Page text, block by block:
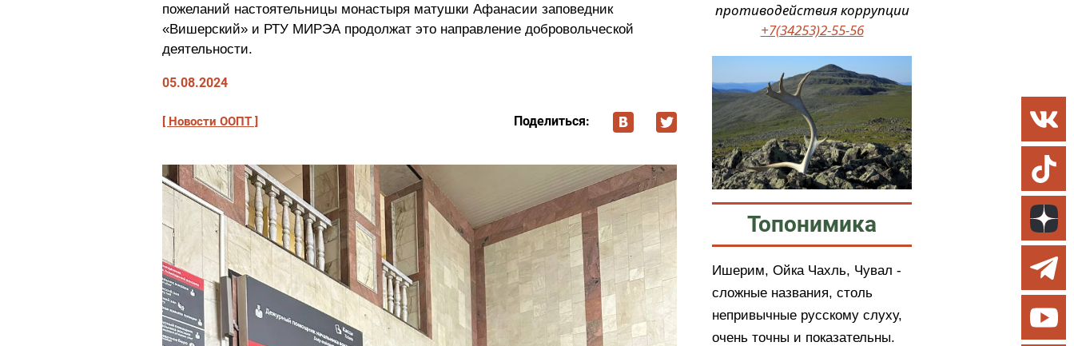
пожеланий настоятельницы монастыря матушки Афанасии заповедник
«Вишерский» и РТУ МИРЭА продолжат это направление добровольческой
деятельности.
05.08.2024
Новости ООПТ Поделиться:
противодействия коррупции
+7(34253)2-55-56
Топонимика
Ишерим, Ойка Чахль, Чувал -
сложные названия, столь
непривычные русскому слуху,
очень точны и показательны.